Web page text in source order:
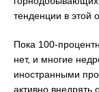
тенденции в этой
Пока 100-
нет, и многие
иностранными
активно внедрять